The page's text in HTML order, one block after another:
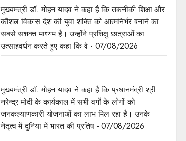
मुख्यमंत्री डॉ. मोहन यादव ने कहा है कि तकनीकी शिक्षा और
कौशल विकास देश की युवा शक्ति को आत्मनिर्भर बनाने का
सबसे सशक्त माध्यम है। उन्होंने प्रशिक्षु छात्राओं का
उत्साहवर्धन करते हुए कहा कि वे - 07/08/2026
मुख्यमंत्री डॉ. मोहन यादव ने कहा है कि प्रधानमंत्री श्री
नरेन्द्र मोदी के कार्यकाल में सभी वर्गों के लोगों को
जनकल्याणकारी योजनाओं का लाभ मिल रहा है। उनके
नेतृत्व में दुनिया में भारत की प्रतिष - 07/08/2026